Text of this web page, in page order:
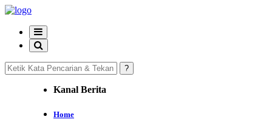
Kanal Berita
Home